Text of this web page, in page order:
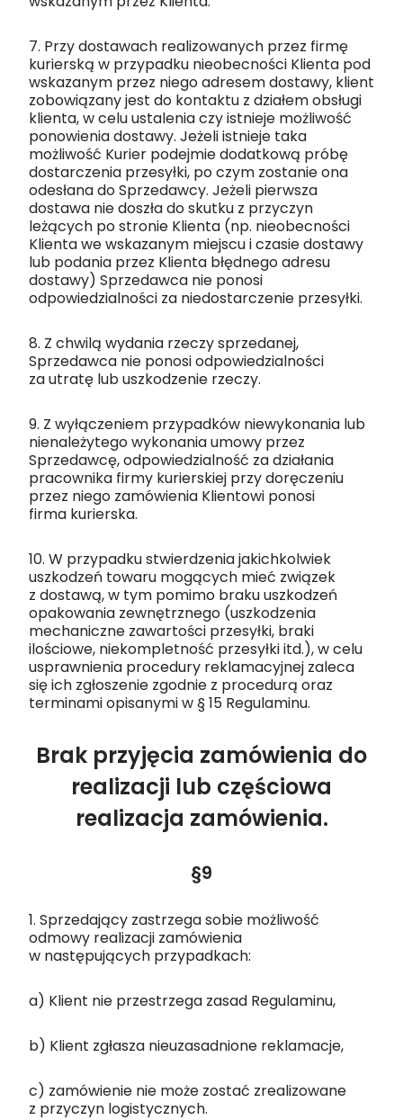
7. Przy dostawach realizowanych przez firmę
kurierską w przypadku nieobecności Klienta pod
wskazanym przez niego adresem dostawy, klient
zobowiązany jest do kontaktu z działem obsługi
klienta, w celu ustalenia czy istnieje możliwość
ponowienia dostawy. Jeżeli istnieje taka
możliwość Kurier podejmie dodatkową próbę
dostarczenia przesyłki, po czym zostanie ona
odesłana do Sprzedawcy. Jeżeli pierwsza
dostawa nie doszła do skutku z przyczyn
leżących po stronie Klienta (np. nieobecności
Klienta we wskazanym miejscu i czasie dostawy
lub podania przez Klienta błędnego adresu
dostawy) Sprzedawca nie ponosi
odpowiedzialności za niedostarczenie przesyłki.
8. Z chwilą wydania rzeczy sprzedanej,
Sprzedawca nie ponosi odpowiedzialności
za utratę lub uszkodzenie rzeczy.
9. Z wyłączeniem przypadków niewykonania lub
nienależytego wykonania umowy przez
Sprzedawcę, odpowiedzialność za działania
pracownika firmy kurierskiej przy doręczeniu
przez niego zamówienia Klientowi ponosi
firma kurierska.
10. W przypadku stwierdzenia jakichkolwiek
uszkodzeń towaru mogących mieć związek
z dostawą, w tym pomimo braku uszkodzeń
opakowania zewnętrznego (uszkodzenia
mechaniczne zawartości przesyłki, braki
ilościowe, niekompletność przesyłki itd.), w celu
usprawnienia procedury reklamacyjnej zaleca
się ich zgłoszenie zgodnie z procedurą oraz
terminami opisanymi w § 15 Regulaminu.
Brak przyjęcia zamówienia do
realizacji lub częściowa
realizacja zamówienia.
§9
1. Sprzedający zastrzega sobie możliwość
odmowy realizacji zamówienia
w następujących przypadkach:
a) Klient nie przestrzega zasad Regulaminu,
b) Klient zgłasza nieuzasadnione reklamacje,
c) zamówienie nie może zostać zrealizowane
z przyczyn logistycznych.